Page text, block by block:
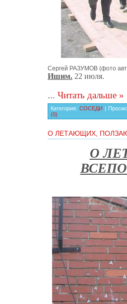
Сергей РАЗУМОВ (фото
Ишим. 22 июля.
... Читать дальше »
Категория: СОСЕДИ |
(0)
О ЛЕТАЮЩИХ,
О